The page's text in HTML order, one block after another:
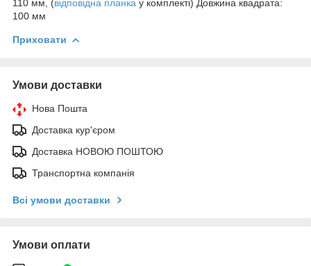
110 мм, (відповідна планка у комплекті) Довжина квадрата:
100 мм
Приховати
Умови доставки
Нова Пошта
Доставка кур'єром
Доставка НОВОЮ ПОШТОЮ
Транспортна компанія
Всі умови доставки
Умови оплати